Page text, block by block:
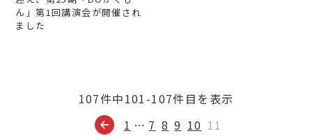
ん」第1回講演会が開催され
ました
107件中101-107件目を表示
1 … 7 8 9 10 11